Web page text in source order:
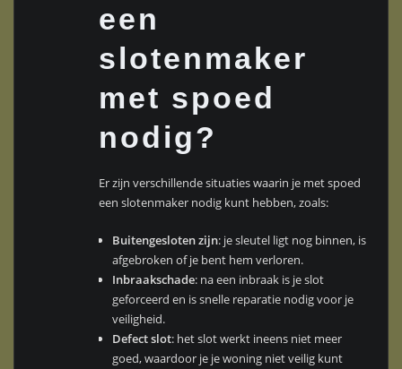
een
slotenmaker
met spoed
nodig?
Er zijn verschillende situaties waarin je met spoed
een slotenmaker nodig kunt hebben, zoals:
Buitengesloten zijn: je sleutel ligt nog binnen, is
afgebroken of je bent hem verloren.
Inbraakschade: na een inbraak is je slot
geforceerd en is snelle reparatie nodig voor je
veiligheid.
Defect slot: het slot werkt ineens niet meer
goed, waardoor je je woning niet veilig kunt